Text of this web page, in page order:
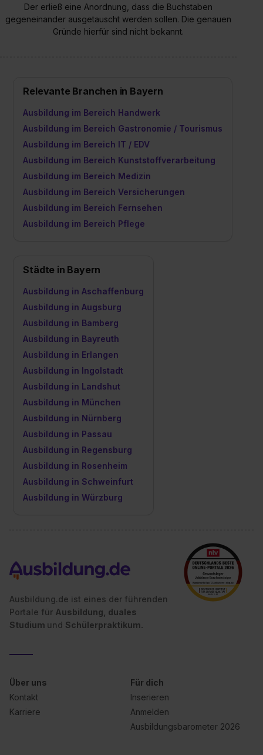
Der erließ eine Anordnung, dass die Buchstaben
gegeneinander ausgetauscht werden sollen. Die genauen
Gründe hierfür sind nicht bekannt.
Relevante Branchen in Bayern
Ausbildung im Bereich Handwerk
Ausbildung im Bereich Gastronomie / Tourismus
Ausbildung im Bereich IT / EDV
Ausbildung im Bereich Kunststoffverarbeitung
Ausbildung im Bereich Medizin
Ausbildung im Bereich Versicherungen
Ausbildung im Bereich Fernsehen
Ausbildung im Bereich Pflege
Städte in Bayern
Ausbildung in Aschaffenburg
Ausbildung in Augsburg
Ausbildung in Bamberg
Ausbildung in Bayreuth
Ausbildung in Erlangen
Ausbildung in Ingolstadt
Ausbildung in Landshut
Ausbildung in München
Ausbildung in Nürnberg
Ausbildung in Passau
Ausbildung in Regensburg
Ausbildung in Rosenheim
Ausbildung in Schweinfurt
Ausbildung in Würzburg
Ausbildung.de ist eines der führenden
Portale für Ausbildung, duales
Studium und Schülerpraktikum.
Über uns
Kontakt
Karriere
Für dich
Inserieren
Anmelden
Ausbildungsbarometer 2026